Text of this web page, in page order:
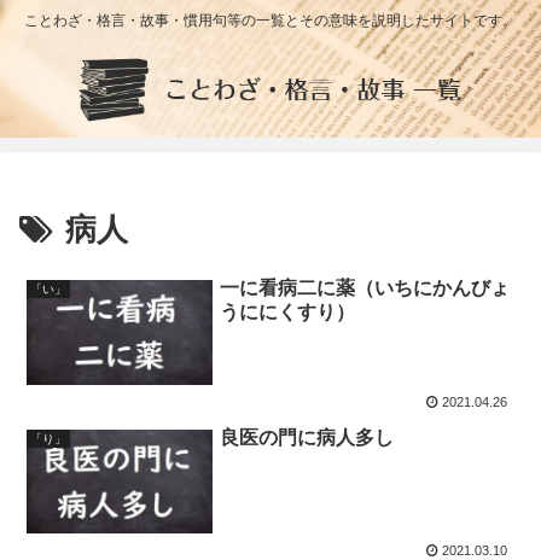
ことわざ・格言・故事・慣用句等の一覧とその意味を説明したサイトです。
病人
「い」
一に看病二に薬（いちにかんびょ
うににくすり）
2021.04.26
「り」 良医の門に病人多し
2021.03.10